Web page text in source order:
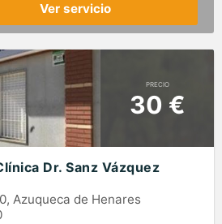
Ver servicio
PRECIO
30 €
Dr. Sanz Vázquez
Azuqueca de Henares